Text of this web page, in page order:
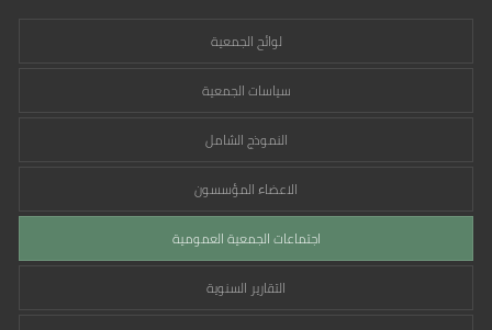
لوائح الجمعية
سياسات الجمعية
النموذج الشامل
الاعضاء المؤسسون
اجتماعات الجمعية العمومية
التقارير السنوية